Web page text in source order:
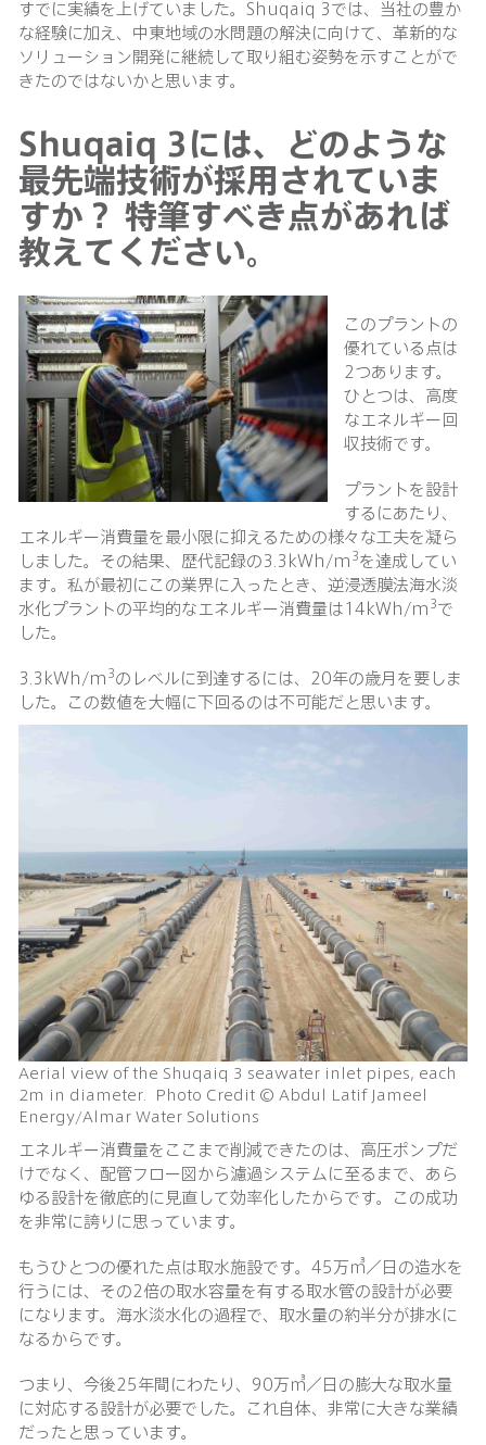
すでに実績を上げていました。Shuqaiq 3では、当社の豊か
な経験に加え、中東地域の水問題の解決に向けて、革新的な
ソリューション開発に継続して取り組む姿勢を示すことがで
きたのではないかと思います。
Shuqaiq 3には、どのような
最先端技術が採用されていま
すか？ 特筆すべき点があれば
教えてください。
このプラントの
優れている点は
2つあります。
ひとつは、高度
なエネルギー回
収技術です。
プラントを設計
するにあたり、
エネルギー消費量を最小限に抑えるための様々な工夫を凝ら
しました。その結果、歴代記録の3.3kWh/m3を達成してい
ます。私が最初にこの業界に入ったとき、逆浸透膜法海水淡
水化プラントの平均的なエネルギー消費量は14kWh/m3で
した。
3.3kWh/m3のレベルに到達するには、20年の歳月を要しま
した。この数値を大幅に下回るのは不可能だと思います。
Aerial view of the Shuqaiq 3 seawater inlet pipes, each
2m in diameter. Photo Credit © Abdul Latif Jameel
Energy/Almar Water Solutions
エネルギー消費量をここまで削減できたのは、高圧ポンプだ
けでなく、配管フロー図から濾過システムに至るまで、あら
ゆる設計を徹底的に見直して効率化したからです。この成功
を非常に誇りに思っています。
もうひとつの優れた点は取水施設です。45万㎥／日の造水を
行うには、その2倍の取水容量を有する取水管の設計が必要
になります。海水淡水化の過程で、取水量の約半分が排水に
なるからです。
つまり、今後25年間にわたり、90万㎥／日の膨大な取水量
に対応する設計が必要でした。これ自体、非常に大きな業績
だったと思っています。